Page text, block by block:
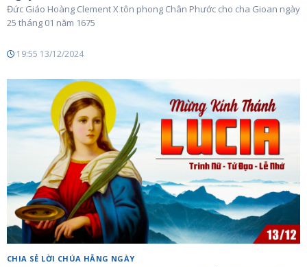
Đức Giáo Hoàng Clement X tôn phong Chân Phước cho cha Gioan ngày
25 tháng 01 năm 1675
19:55 13/12/2024
CHIA SẺ LỜI CHÚA HẰNG NGÀY